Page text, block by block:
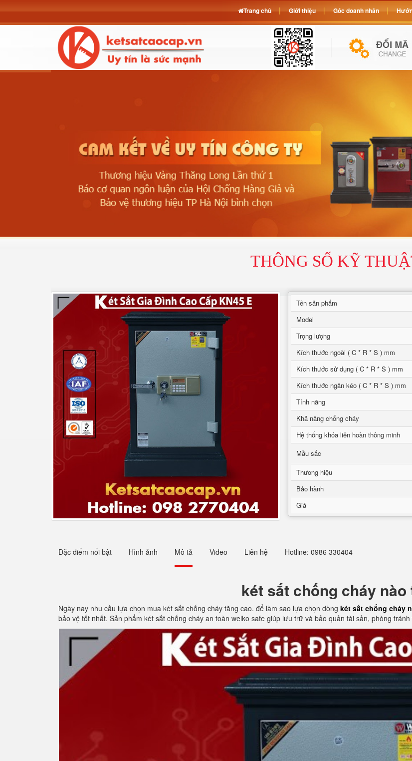
THÔNG SỐ KỸ
Tên sản phẩm
Model
Trọng lượng
Kích thước ngoài ( C * R * S ) mm
Kích thước sử dụng ( C * R * S ) mm
Kích thước ngăn kéo ( C * R * S ) mm
Tính năng
Khả năng chống cháy
Hệ thống khóa liên hoàn thông minh
Mầu sắc
Thương hiệu
Bảo hành
Giá
Đặc điểm nổi bật Hình ảnh Mô tả Video Liên hệ Hotline: 0986 330404
két sắt chống cháy nào
Ngày nay nhu cầu lựa chọn mua két sắt chống cháy tăng cao. để làm sao lựa chọn dòng két sắt chống cháy
bảo vệ tốt nhất. Sản phẩm két sắt chống cháy an toàn welko safe giúp lưu trữ và bảo quản tài sản, phòng
Trang chủ Giới thiệu Góc doanh nhân